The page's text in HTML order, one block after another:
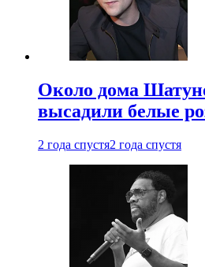
Около дома
высадили белые
2 года спустя2 года спустя